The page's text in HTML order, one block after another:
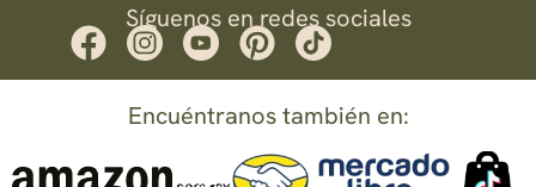
Síguenos en redes sociales
Encuéntranos también en: